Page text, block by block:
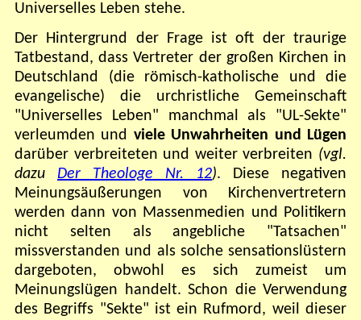
Universelles Leben stehe.
Der Hintergrund der Frage ist oft der traurige
Tatbestand, dass Vertreter der großen Kirchen in
Deutschland (die römisch-katholische und die
evangelische) die urchristliche Gemeinschaft
"Universelles Leben" manchmal als "UL-Sekte"
verleumden und viele Unwahrheiten und Lügen
darüber verbreiteten und weiter verbreiten (vgl.
dazu Der Theologe Nr. 12). Diese negativen
Meinungsäußerungen von Kirchenvertretern
werden dann von Massenmedien und Politikern
nicht selten als angebliche "Tatsachen"
missverstanden und als solche sensationslüstern
dargeboten, obwohl es sich zumeist um
Meinungslügen handelt. Schon die Verwendung
des Begriffs "Sekte" ist ein Rufmord, weil dieser